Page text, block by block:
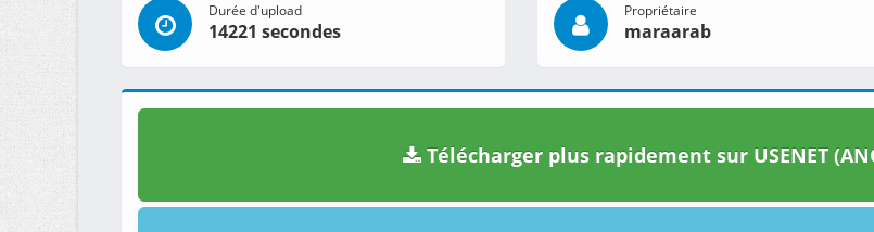
Durée d'upload
14221 secondes
Propriétaire
maraarab
Télécharger plus rapidement sur USENET